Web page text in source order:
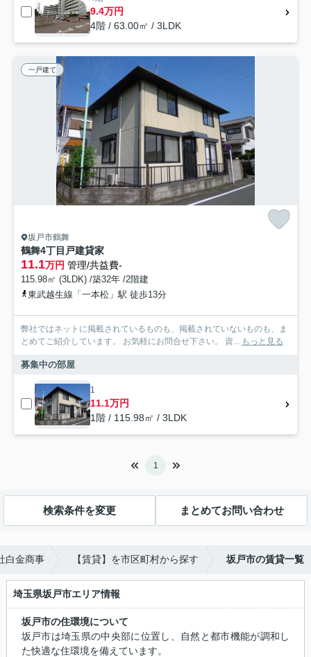
9.4万円
4階 / 63.00㎡ / 3LDK
一戸建て
坂戸市鶴舞
鶴舞4丁目戸建貸家
11.1万円 管理/共益費-
115.98㎡ (3LDK) /築32年 /2階建
東武越生線「一本松」駅 徒歩13分
弊社ではネットに掲載されているものも、掲載されていないものも、ま
とめてご紹介しています。 お気軽にお問合せ下さい。 資... もっと見る
募集中の部屋
1
11.1万円
1階 / 115.98㎡ / 3LDK
1
検索条件を変更 まとめてお問い合わせ
白金商事 【賃貸】を市区町村から探す 坂戸市の賃貸一覧
埼玉県坂戸市エリア情報
坂戸市の住環境について
坂戸市は埼玉県の中央部に位置し、自然と都市機能が調和し
た快適な住環境を備えています。